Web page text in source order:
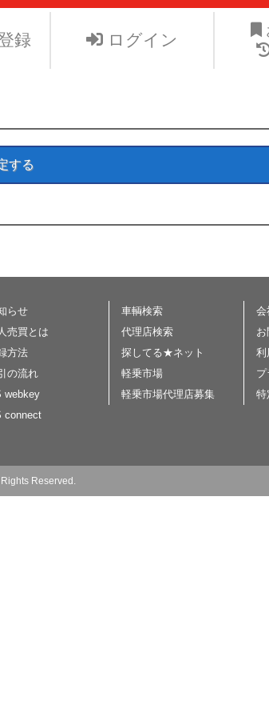
手に入れたい、より高くお手元の愛車を
録 ログイン
する
らせ
売買とは
方法
の流れ
webkey
connect
車輌検索
代理店検索
探してる★ネット
軽乗市場
軽乗市場代理店募集
会
利
特
Reserved.